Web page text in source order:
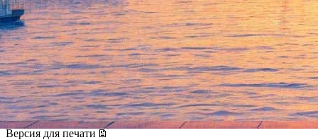
Петр Мамонов расскажет
петербуржцам, как Исаак
Сирин изменил его жизнь
10 февраля 2018, суббота,19.00
Версия для печати